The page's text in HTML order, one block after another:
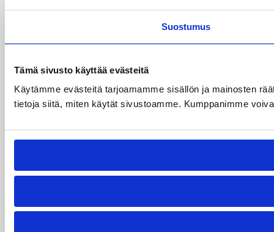
Suostumus
Tämä sivusto käyttää evästeitä
Käytämme evästeitä tarjoamamme sisällön ja mainosten
tietoja siitä, miten käytät sivustoamme. Kumppanimme